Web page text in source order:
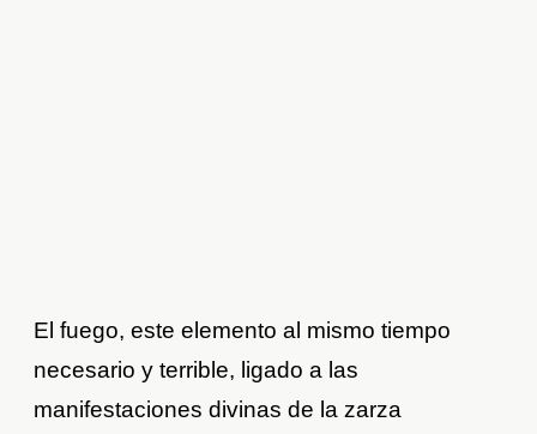
El fuego, este elemento al mismo tiempo
necesario y terrible, ligado a las
manifestaciones divinas de la zarza